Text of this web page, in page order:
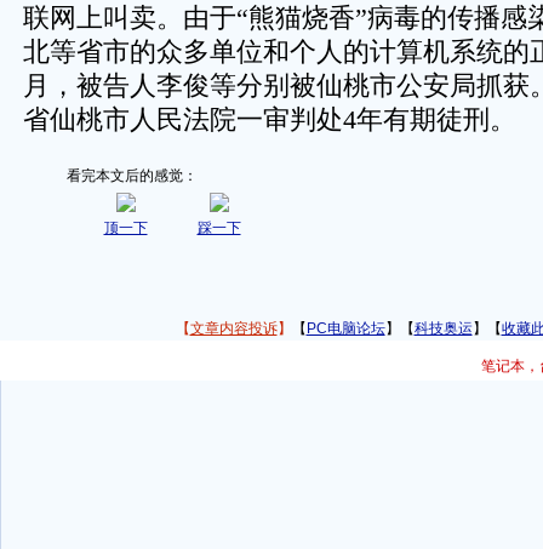
联网上叫卖。由于“熊猫烧香”病毒的传播感
北等省市的众多单位和个人的计算机系统的
月，被告人李俊等分别被仙桃市公安局抓获
省仙桃市人民法院一审判处4年有期徒刑。
看完本文后的感觉：
顶一下 踩一下
【文章内容投诉】 【 PC电脑论坛】【科技奥运 】【收藏
笔记本，